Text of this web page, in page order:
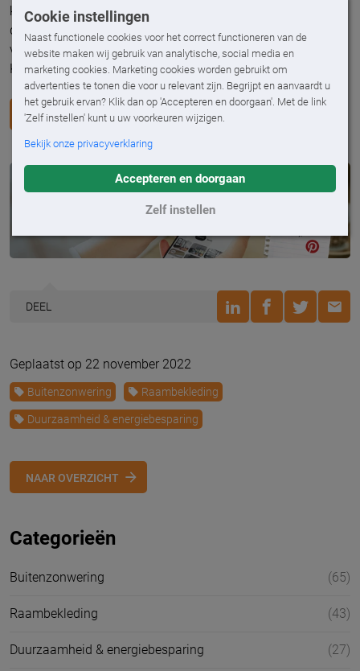
Cookie instellingen
Naast functionele cookies voor het correct functioneren van de
website maken wij gebruik van analytische, social media en
marketing cookies. Marketing cookies worden gebruikt om
advertenties te tonen die voor u relevant zijn. Begrijpt en aanvaardt u
het gebruik ervan? Klik dan op 'Accepteren en doorgaan'. Met de link
'Zelf instellen' kunt u uw voorkeuren wijzigen.
Bekijk onze privacyverklaring
Accepteren en doorgaan
Zelf instellen
kunnen bieden? Bekijk onze moodboards op
doe inspiratie op voor je eigen interieur. Heb je behoefte aan
vrijblijvend advies van onze eigen Ambiance adviseurs?
Kom dan langs in een van onzeshowrooms!
MAAK EEN AFSPRAAK
DEEL
Geplaatst op 22 november 2022
Buitenzonwering Raambekleding
Duurzaamheid & energiebesparing
NAAR OVERZICHT
Categorieën
Buitenzonwering (65)
Raambekleding (43)
Duurzaamheid & energiebesparing (27)